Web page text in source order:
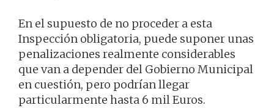
En el supuesto de no proceder a esta
Inspección obligatoria, puede suponer unas
penalizaciones realmente considerables
que van a depender del Gobierno Municipal
en cuestión, pero podrían llegar
particularmente hasta 6 mil Euros.